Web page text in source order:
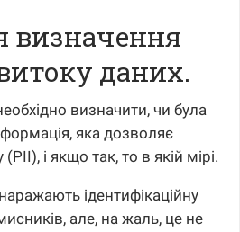
визначення
даних.
визначити, чи була
яка дозволяє
і якщо так, то в якій мірі.
ідентифікаційну
але, на жаль, це не